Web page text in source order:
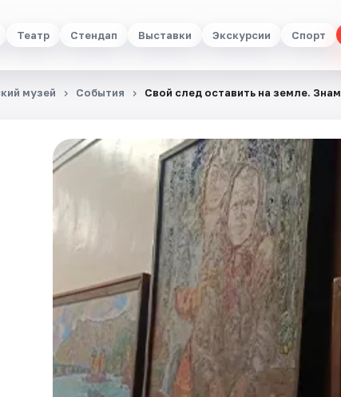
Театр Стендап Выставки Экскурсии Спорт
музей События Свой след оставить на земле.